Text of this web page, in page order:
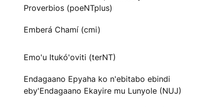
Proverbios (poeNTplus)
Emberá Chamí (cmi)
Emo'u Itukó'oviti (terNT)
Endagaano Epyaha ko n'ebitabo ebindi
eby'Endagaano Ekayire mu Lunyole (NUJ)